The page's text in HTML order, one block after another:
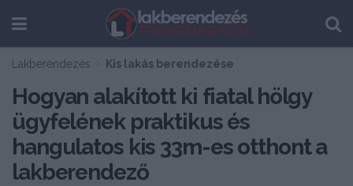
Lakberendezés Kis lakás berendezése
Hogyan alakított ki fiatal hölgy
ügyfelének praktikus és
hangulatos kis 33m-es otthont a
lakberendező